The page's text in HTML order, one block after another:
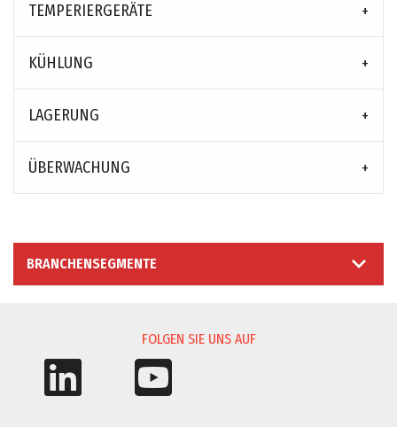
TEMPERIERGERÄTE
KÜHLUNG
LAGERUNG
ÜBERWACHUNG
BRANCHENSEGMENTE
FOLGEN SIE UNS AUF